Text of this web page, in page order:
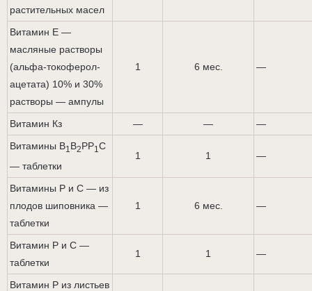
растительных масел
Витамин Е —
масляные растворы
(альфа-токоферол-
ацетата) 10% и 30%
растворы — ампулы
1 6 мес. —
Витамин Кз — —
—
Витамины B1 B2PP1 C
— таблетки
1 1 —
Витамины Р и С — из
плодов шиповника —
таблетки
1 6 мес. —
Витамин Р и С —
таблетки
1 1 —
Витамин Р из листьев